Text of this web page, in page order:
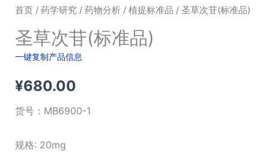
首页/ 药学研究/ 药物分析/ 植提标准品 / 圣草次苷(标准品)
圣草次苷(标准品)
一键复制产品信息
¥680.00
货号： MB6900-1
规格: 20mg